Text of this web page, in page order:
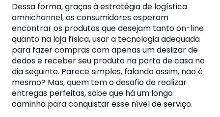
Dessa forma, graças à estratégia de logística
omnichannel, os consumidores esperam
encontrar os produtos que desejam tanto on-line
quanto na loja física, usar a tecnologia adequada
para fazer compras com apenas um deslizar de
dedos e receber seu produto na porta de casa no
dia seguinte. Parece simples, falando assim, não é
mesmo? Mas, quem tem o desafio de realizar
entregas perfeitas, sabe que há um longo
caminho para conquistar esse nível de serviço.